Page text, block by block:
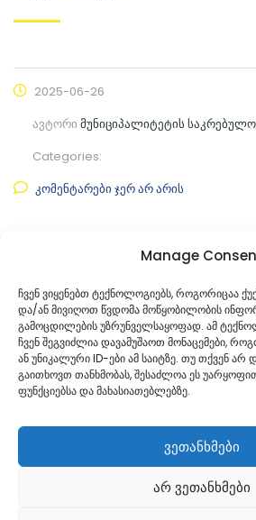
Manage
ჩვენ ვიყენებთ ტექნოლოგიებს, როგორიცაა
და/ან მივიღოთ წვდომა მოწყობილობის
გამოცდილების უზრუნველსაყოფად. ამ
ჩვენ შეგვიძლია დავამუშაოთ მონაცემები,
ან უნიკალური ID-ები ამ საიტზე. თუ თქვენ არ
გაითხოვთ თანხმობას, შესაძლოა ეს
ფუნქციებსა და მახასიათებლებზე.
ვეთანხმები
არ ვეთანხმები
2025-06-26
ავტორი მუნიციპალიტეტის საკრებულო
Categories:
კომენტარები ჯერ არ არის
ფაილის ნახვა
ფაილის ტიპი:pdf
კატეგორიასაკრებულოს